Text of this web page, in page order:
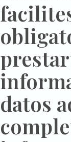
datos